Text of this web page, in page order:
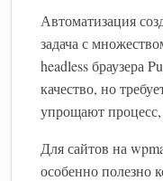
Автоматизация
задача с
headless браузера
качество, но
упрощают
Для сайтов на
особенно полезно